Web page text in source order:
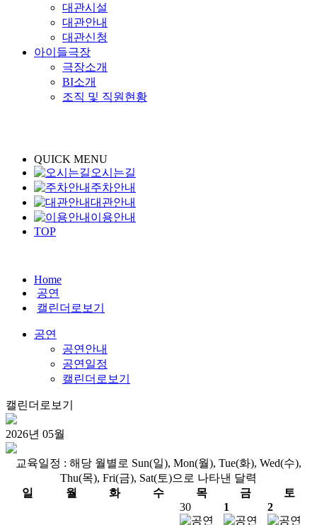
대관시설
대관안내
대관신청
아이들극장
극장소개
BI소개
조직 및 직원현황
QUICK MENU
오시는길
주차안내
대관안내
이용안내
TOP
Home
공연
캘린더로보기
공연
공연안내
공연일정
캘린더로보기
캘린더로보기
2026년 05월
교육일정 : 해당 월별로 Sun(일), Mon(월), Tue(화), Wed(수),
Thu(목), Fri(금), Sat(토)으로 나타낸 달력
일
월 화 수 목 금 토
30 1 2